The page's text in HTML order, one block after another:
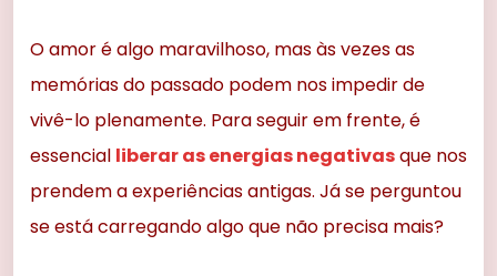
O amor é algo maravilhoso, mas às vezes as
memórias do passado podem nos impedir de
vivê-lo plenamente. Para seguir em frente, é
essencial liberar as energias negativasque nos
prendem a experiências antigas. Já se perguntou
se está carregando algo que não precisa mais?